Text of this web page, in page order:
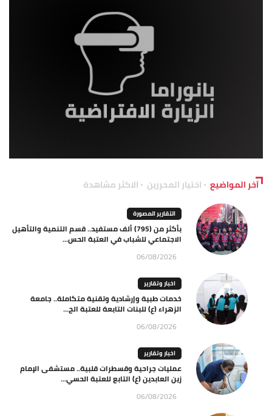
آخر المواضيع اختيار المحررين الاكثر مشاهدة
التقارير المصورة
بأكثر من (795) ألف مستفيد.. قسم التنمية والتأهيل
الاجتماعي للشباب في العتبة الحس...
06/08/2026
اخبار وتقارير
خدمات طبية وإرشادية وتقنية متكاملة.. جامعة
الزهراء (ع) للبنات التابعة للعتبة الح...
06/08/2026
اخبار وتقارير
عمليات جراحية وقسطرات قلبية.. مستشفى الإمام
زين العابدين (ع) التابع للعتبة الحسي...
06/08/2026